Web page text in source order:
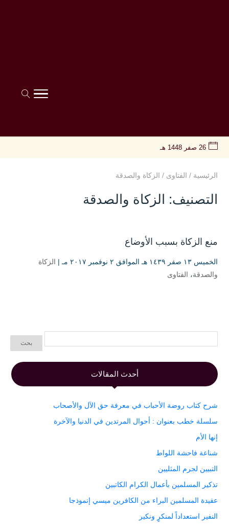
26 صفر 1448 هـ
الرئيسية / الفتاوى / الزكاة والصدقة
التصنيف: الزكاة والصدقة
منع الزكاة بسبب الأوضاع
الخميس ۱۳ صفر ۱٤۳۹ هـ الموافق ۲ نوفمبر ۲۰۱۷ مـ |
الزكاة
والصدقة، الفتاوى
أحدث المقالات
شرح كتاب روضة الأحباب في معرفة حق الآل والأصحاب
سلسلة خطب بعنوان : أحوال المرتدين في الدنيا والآخرة
إنها الأم
شناعة فاحشة اللواط
التبيين لجرم المثليين
تذكير المسلمين بأعمال الكرام الكاتبين
عقيدة المسلمين البراء من الكافرين ميسي إنموذجا
النفير استعداداً لمنكرٍ ونكير